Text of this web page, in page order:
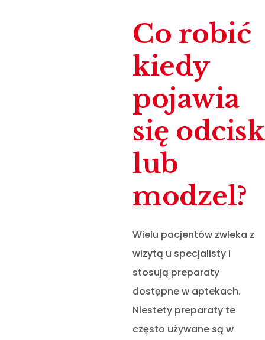
Co robić
kiedy
pojawia
się odcisk
lub
modzel?
Wielu pacjentów zwleka z
wizytą u specjalisty i
stosują preparaty
dostępne w aptekach.
Niestety preparaty te
często używane są w